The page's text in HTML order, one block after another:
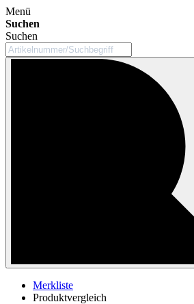
Menü
Suchen
Suchen
Merkliste
Produktvergleich